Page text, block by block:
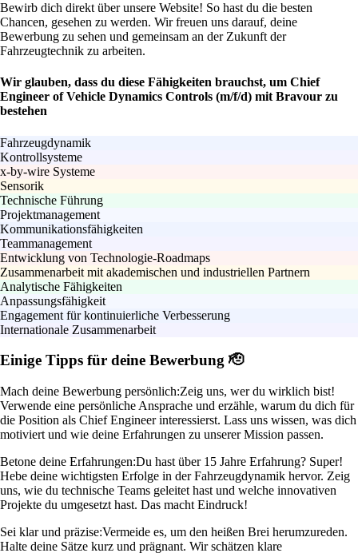
Bewirb dich direkt über unsere Website! So hast du die besten
Chancen, gesehen zu werden. Wir freuen uns darauf, deine
Bewerbung zu sehen und gemeinsam an der Zukunft der
Fahrzeugtechnik zu arbeiten.
Wir glauben, dass du diese Fähigkeiten brauchst, um Chief
Engineer of Vehicle Dynamics Controls (m/f/d) mit Bravour zu
bestehen
Fahrzeugdynamik
Kontrollsysteme
x-by-wire Systeme
Sensorik
Technische Führung
Projektmanagement
Kommunikationsfähigkeiten
Teammanagement
Entwicklung von Technologie-Roadmaps
Zusammenarbeit mit akademischen und industriellen Partnern
Analytische Fähigkeiten
Anpassungsfähigkeit
Engagement für kontinuierliche Verbesserung
Internationale Zusammenarbeit
Einige Tipps für deine Bewerbung 🫡
Mach deine Bewerbung persönlich:Zeig uns, wer du wirklich bist!
Verwende eine persönliche Ansprache und erzähle, warum du dich für
die Position als Chief Engineer interessierst. Lass uns wissen, was dich
motiviert und wie deine Erfahrungen zu unserer Mission passen.
Betone deine Erfahrungen:Du hast über 15 Jahre Erfahrung? Super!
Hebe deine wichtigsten Erfolge in der Fahrzeugdynamik hervor. Zeig
uns, wie du technische Teams geleitet hast und welche innovativen
Projekte du umgesetzt hast. Das macht Eindruck!
Sei klar und präzise:Vermeide es, um den heißen Brei herumzureden.
Halte deine Sätze kurz und prägnant. Wir schätzen klare